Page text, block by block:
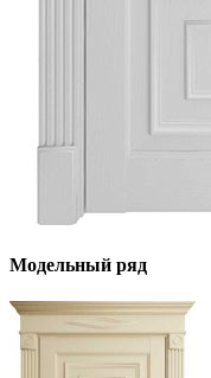
Модельный ряд